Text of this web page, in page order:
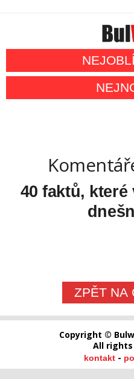
40 faktů,
ZPĚT NA
Copyright ©
All
kontakt-